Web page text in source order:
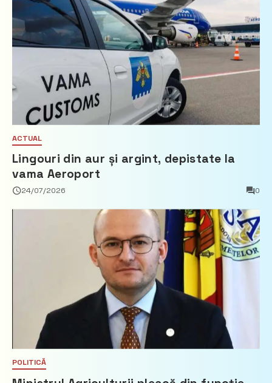
ACTUAL
Lingouri din aur și argint, depistate la
vama Aeroport
24/07/2026 0
POLITICĂ